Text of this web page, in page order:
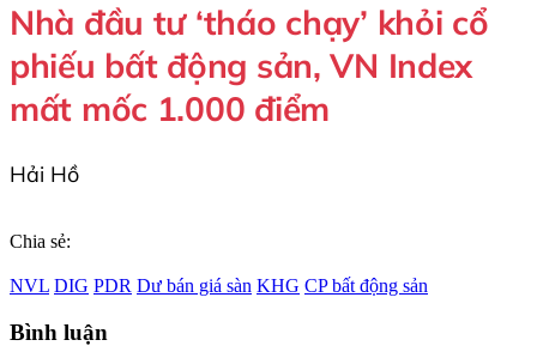
Nhà đầu tư ‘tháo chạy’ khỏi cổ
phiếu bất động sản, VN Index
mất mốc 1.000 điểm ​
Hải Hồ
Chia sẻ:
NVL DIG PDR Dư bán giá sàn KHG CP bất động sản
Bình luận